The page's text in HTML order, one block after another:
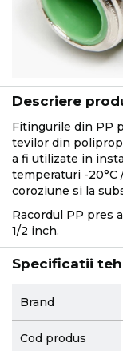
Descriere
Fitingurile din PP
tevilor din
a fi utilizate in
temperaturi -20°C
coroziune si la
Racordul PP pres
1/2 inch.
Specificatii
Brand
Cod produs